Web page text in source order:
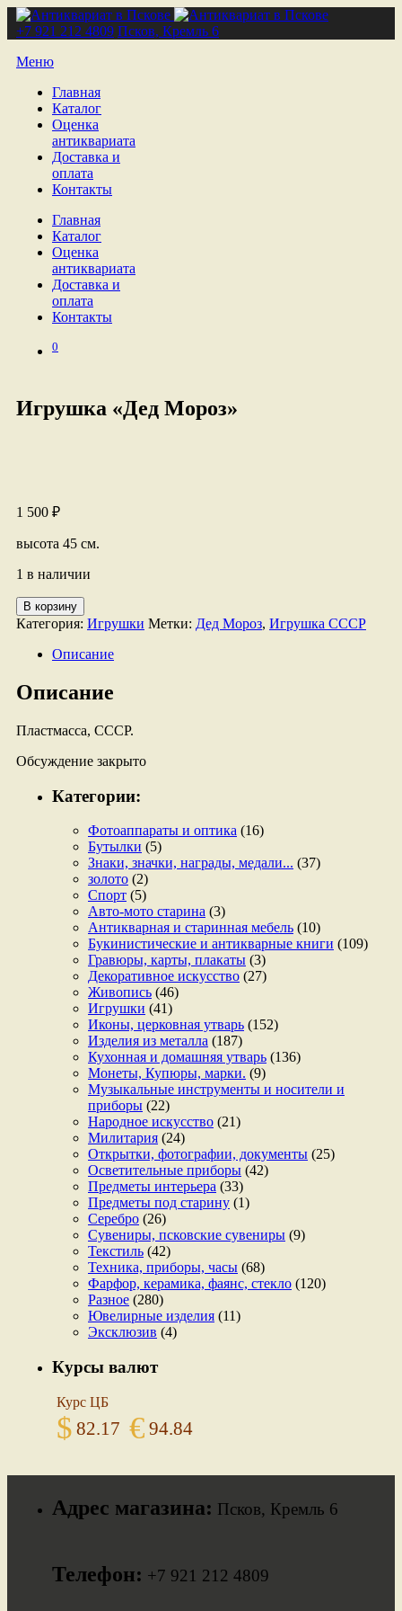
+7 921 212 4809 Псков, Кремль 6
Меню
Главная
Каталог
Оценка
антиквариата
Доставка и
оплата
Контакты
Главная
Каталог
Оценка
антиквариата
Доставка и
оплата
Контакты
0
Игрушка «Дед Мороз»
1 500 ₽
высота 45 см.
1 в наличии
Количество
товара
Игрушка
"Дед
В корзину
Категория: Игрушки Метки: Дед Мороз, Игрушка СССР
Описание
Описание
Пластмасса, СССР.
Обсуждение закрыто
Категории:
Фотоаппараты и оптика (16)
Бутылки (5)
Знаки, значки, награды, медали... (37)
золото (2)
Спорт (5)
Авто-мото старина (3)
Антикварная и старинная мебель (10)
Букинистические и антикварные книги (109)
Гравюры, карты, плакаты (3)
Декоративное искусство (27)
Живопись (46)
Игрушки (41)
Иконы, церковная утварь (152)
Изделия из металла (187)
Кухонная и домашняя утварь (136)
Монеты, Купюры, марки. (9)
Музыкальные инструменты и носители и
приборы (22)
Народное искусство (21)
Милитария (24)
Открытки, фотографии, документы (25)
Осветительные приборы (42)
Предметы интерьера (33)
Предметы под старину (1)
Серебро (26)
Сувениры, псковские сувениры (9)
Текстиль (42)
Техника, приборы, часы (68)
Фарфор, керамика, фаянс, стекло (120)
Разное (280)
Ювелирные изделия (11)
Эксклюзив (4)
Курсы валют
Курс ЦБ
$ 82.17 € 94.84
Адрес магазина: Псков, Кремль 6
Телефон: +7 921 212 4809